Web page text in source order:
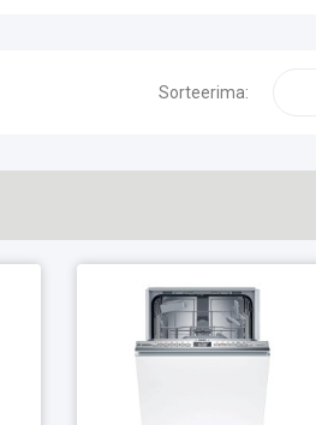
Sorteerima: